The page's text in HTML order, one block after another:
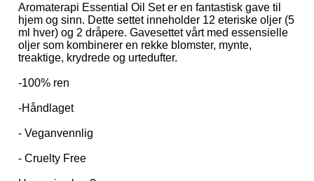
Aromaterapi Essential Oil Set er en fantastisk gave til
hjem og sinn. Dette settet inneholder 12 eteriske oljer (5
ml hver) og 2 dråpere. Gavesettet vårt med essensielle
oljer som kombinerer en rekke blomster, mynte,
treaktige, krydrede og urtedufter.
-100% ren
-Håndlaget
- Veganvennlig
- Cruelty Free